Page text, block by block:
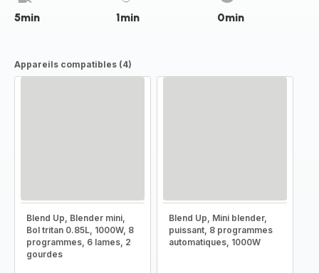
5min 1min 0min
Appareils compatibles (4)
Blend Up, Blender mini,
Bol tritan 0.85L, 1000W, 8
programmes, 6 lames, 2
gourdes
Blend Up, Mini blender,
puissant, 8 programmes
automatiques, 1000W